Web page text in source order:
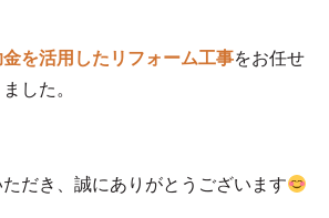
を活用したリフォーム工事をお任せ
した。
だき、誠にありがとうございます